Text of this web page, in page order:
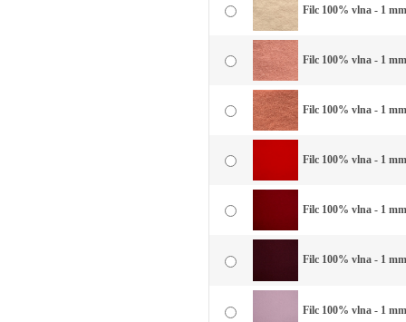
Filc 100% vlna - 1
Filc 100% vlna - 1
Filc 100% vlna - 1
Filc 100% vlna - 1
Filc 100% vlna - 1
Filc 100% vlna - 1
Filc 100% vlna - 1